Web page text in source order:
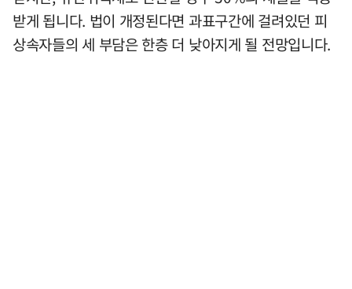
받게 됩니다. 법이 개정된다면 과표구간에 걸려있던 피
상속자들의 세 부담은 한층 더 낮아지게 될 전망입니다.